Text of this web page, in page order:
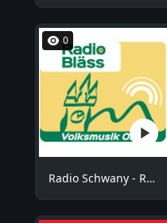
0
Radio Schwany - Radio Bläss